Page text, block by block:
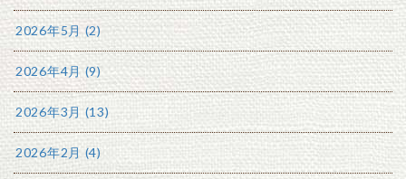
2026年5月 (2)
2026年4月 (9)
2026年3月 (13)
2026年2月 (4)